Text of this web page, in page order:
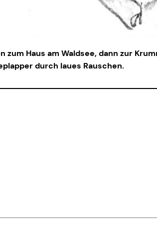
Haus am Waldsee, dann zur
durch laues Rauschen.